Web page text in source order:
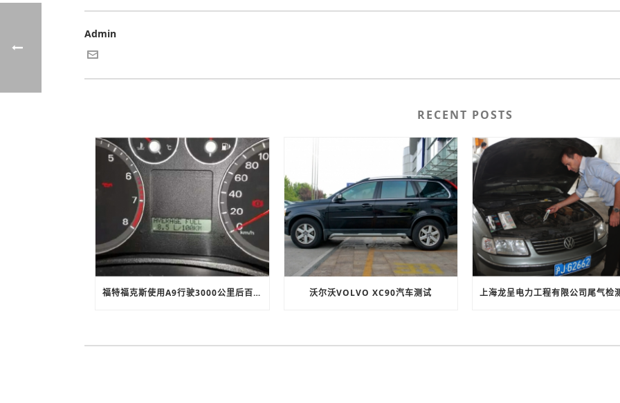
Admin
RECENT POSTS
福特福克斯使用A9行驶3000公里后百公里油耗下降20% 沃尔沃VOLVO XC90汽车测试